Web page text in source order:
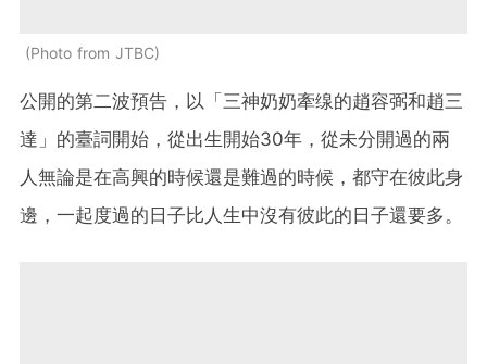
Photo from JTBC
公開的第二波預告，以「三神奶奶牽缐的趙容弼和趙三
達」的臺詞開始，從出生開始30年，從未分開過的兩
人無論是在高興的時候還是難過的時候，都守在彼此身
邊，一起度過的日子比人生中沒有彼此的日子還要多。